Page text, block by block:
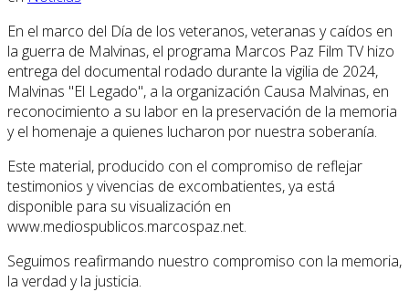
En el marco del Día de los veteranos, veteranas y caídos en
la guerra de Malvinas, el programa Marcos Paz Film TV hizo
entrega del documental rodado durante la vigilia de 2024,
Malvinas "El Legado", a la organización Causa Malvinas, en
reconocimiento a su labor en la preservación de la memoria
y el homenaje a quienes lucharon por nuestra soberanía.
Este material, producido con el compromiso de reflejar
testimonios y vivencias de excombatientes, ya está
disponible para su visualización en
www.mediospublicos.marcospaz.net.
Seguimos reafirmando nuestro compromiso con la memoria,
la verdad y la justicia.